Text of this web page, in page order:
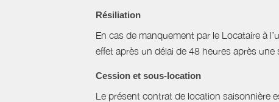
Résiliation
En cas de manquement par le Locataire à
effet après un délai de 48 heures après
Cession et sous-location
Le présent contrat de location saisonnière